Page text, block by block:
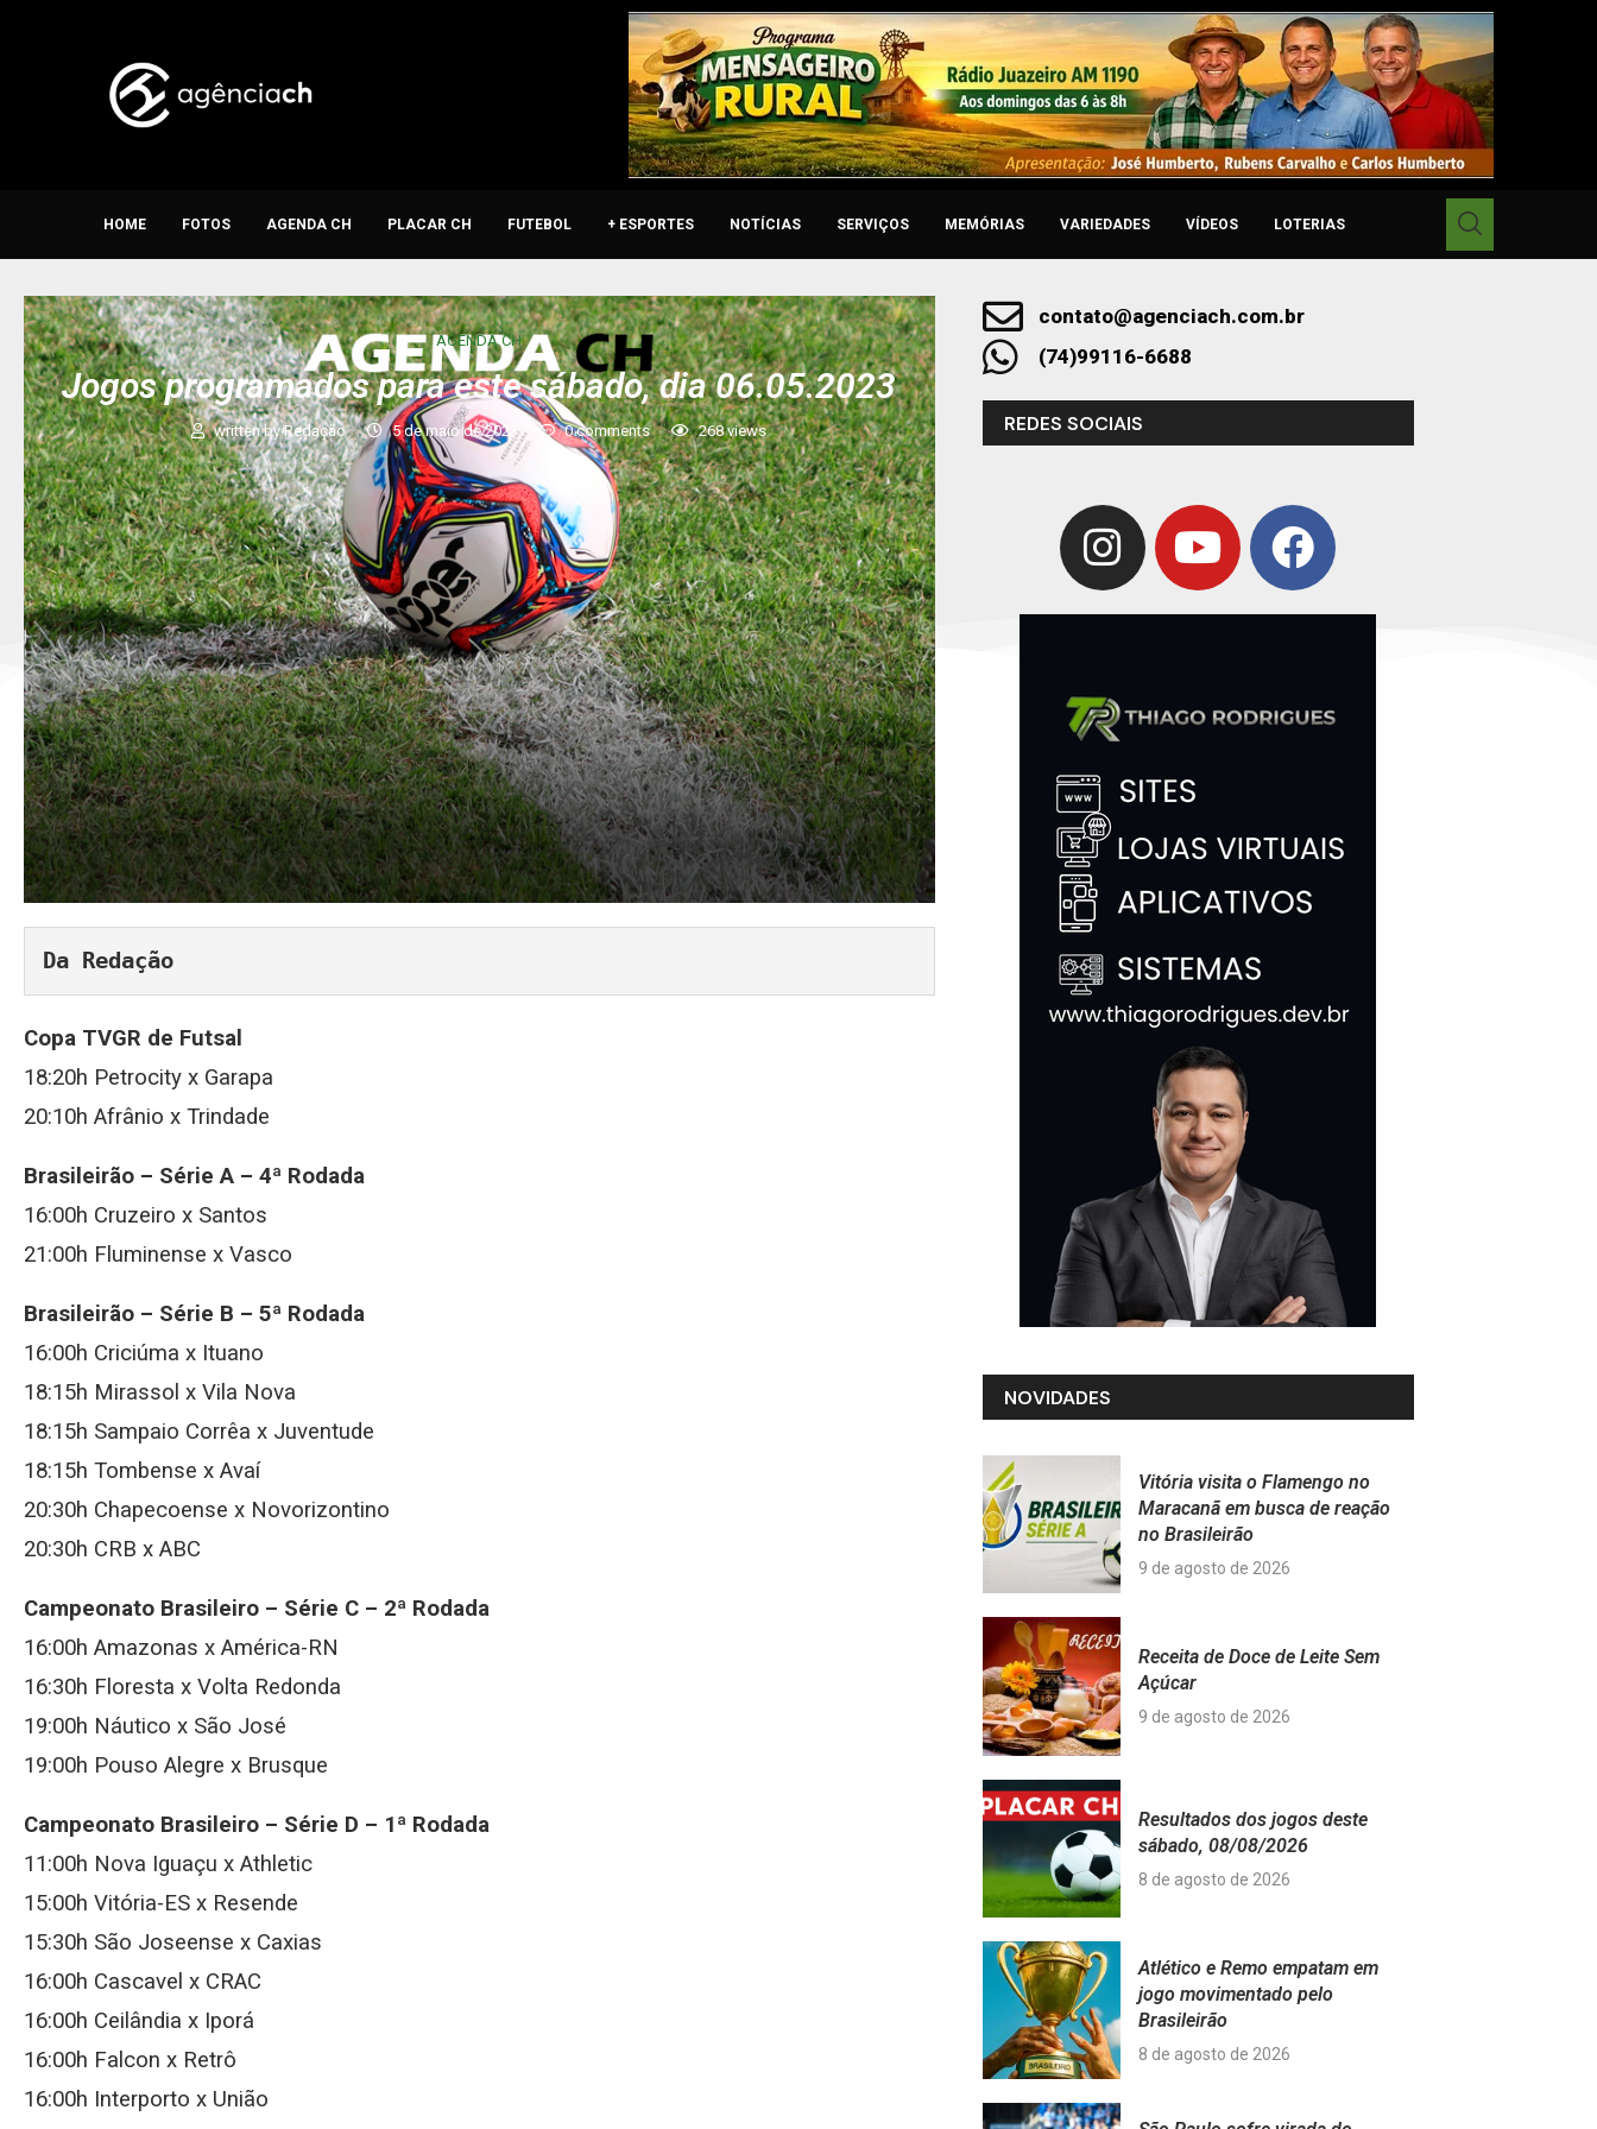
HOME FOTOS AGENDA CH PLACAR CH FUTEBOL + ESPORTES NOTÍCIAS SERVIÇOS MEMÓRIAS VARIEDADES VÍDEOS LOTERIAS
AGENDA CH
Jogos programados para este sábado, dia 06.05.2023
written byRedação 5 de maio de 2023 0 comments 268views
Da Redação
Copa TVGR de Futsal
18:20h Petrocity x Garapa
20:10h Afrânio x Trindade
Brasileirão – Série A – 4ª Rodada
16:00h Cruzeiro x Santos
21:00h Fluminense x Vasco
Brasileirão – Série B – 5ª Rodada
16:00h Criciúma x Ituano
18:15h Mirassol x Vila Nova
18:15h Sampaio Corrêa x Juventude
18:15h Tombense x Avaí
20:30h Chapecoense x Novorizontino
20:30h CRB x ABC
Campeonato Brasileiro – Série C – 2ª Rodada
16:00h Amazonas x América-RN
16:30h Floresta x Volta Redonda
19:00h Náutico x São José
19:00h Pouso Alegre x Brusque
Campeonato Brasileiro – Série D – 1ª Rodada
11:00h Nova Iguaçu x Athletic
15:00h Vitória-ES x Resende
15:30h São Joseense x Caxias
16:00h Cascavel x CRAC
16:00h Ceilândia x Iporá
16:00h Falcon x Retrô
16:00h Interporto x União
contato@agenciach.com.br
(74)99116-6688
REDES SOCIAIS
NOVIDADES
Vitória visita o Flamengo no
Maracanã em busca de reação
no Brasileirão
9 de agosto de 2026
Receita de Doce de Leite Sem
Açúcar
9 de agosto de 2026
Resultados dos jogos deste
sábado, 08/08/2026
8 de agosto de 2026
Atlético e Remo empatam em
jogo movimentado pelo
Brasileirão
8 de agosto de 2026